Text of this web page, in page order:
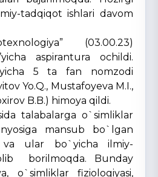
tadqiqot ishlari davom
(03.00.23)
aspirantura ochildi.
5 ta fan nomzodi
Yo.Q., Mustafoyeva M.I.,
B.B.) himoya qildi.
talabalarga o`simliklar
mansub bo`lgan
ular bo`yicha ilmiy-
borilmoqda. Bunday
o`simliklar fiziologiyasi,